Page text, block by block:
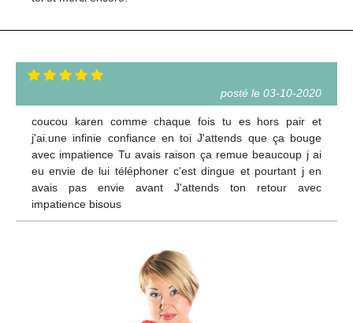
posté le 03-10-2020
coucou karen comme chaque fois tu es hors pair et
j'ai.une infinie confiance en toi J'attends que ça bouge
avec impatience Tu avais raison ça remue beaucoup j ai
eu envie de lui téléphoner c'est dingue et pourtant j en
avais pas envie avant J'attends ton retour avec
impatience bisous